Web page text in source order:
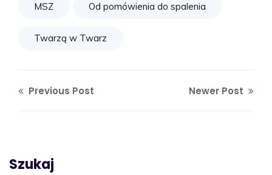
MSZ Od pomówienia do spalenia
Twarzą w Twarz
Previous Post Newer Post
Szukaj